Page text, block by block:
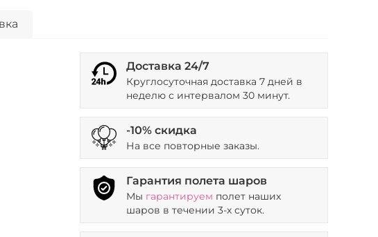
Доставка 24/7
Круглосуточная доставка 7 дней в
неделю с интервалом 30 минут.
-10% скидка
На все повторные заказы.
Гарантия полета шаров
Мы гарантируем полет наших
шаров в течении 3-х суток.